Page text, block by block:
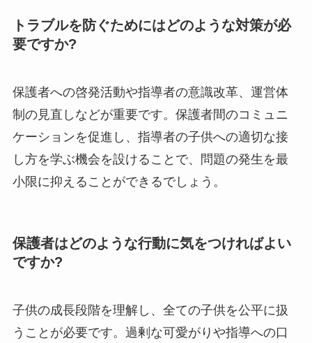
トラブルを防ぐためにはどのような対策が必
要ですか?
保護者への啓発活動や指導者の意識改革、運営体
制の見直しなどが重要です。保護者間のコミュニ
ケーションを促進し、指導者の子供への適切な接
し方を学ぶ機会を設けることで、問題の発生を最
小限に抑えることができるでしょう。
保護者はどのような行動に気をつければよい
ですか?
子供の成長段階を理解し、全ての子供を公平に扱
うことが必要です。過剰な可愛がりや指導への口